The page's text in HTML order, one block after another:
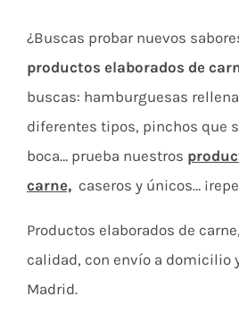
¿Buscas probar nuevos
productos elaborados de
buscas: hamburguesas
diferentes tipos, pinchos que
boca… prueba nuestros
carne, caseros y únicos…
Productos elaborados de
calidad, con envío a domicilio
Madrid.